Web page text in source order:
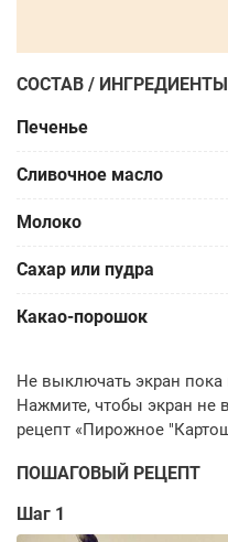
СОСТАВ / ИНГРЕДИЕНТЫ
Печенье
Сливочное масло
Молоко
Сахар или пудра
Какао-порошок
ПОШАГОВЫЙ РЕЦЕПТ
Шаг 1